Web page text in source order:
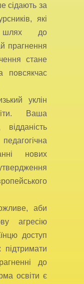
сідають за
які
шлях до
прагнення
стане
повсякчас
уклін
Ваша
нових
аби
агресію
доступ
підтримати
до
освіти є